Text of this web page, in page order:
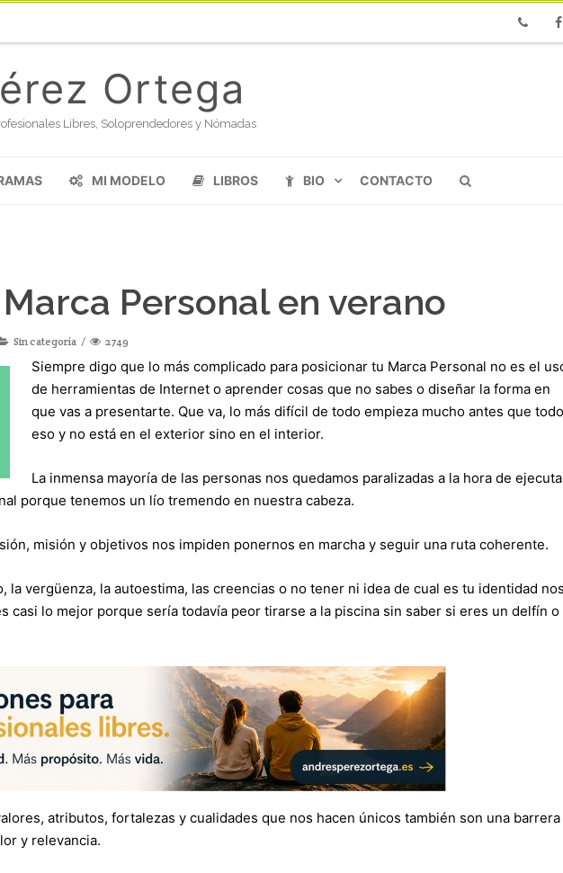
Ortega
Libres, Soloprendedores y Nómadas
MI MODELO LIBROS BIO CONTACTO
Personal en verano
Sin categoría 2749
Siempre digo que lo más complicado para posicionar tu Marca Personal no es el
de herramientas de Internet o aprender cosas que no sabes o diseñar la forma en
que vas a presentarte. Que va, lo más difícil de todo empieza mucho antes que todo
eso y no está en el exterior sino en el interior.
La inmensa mayoría de las personas nos quedamos paralizadas a la hora de
porque tenemos un lío tremendo en nuestra cabeza.
misión y objetivos nos impiden ponernos en marcha y seguir una ruta coherente.
la vergüenza, la autoestima, las creencias o no tener ni idea de cual es tu identidad nos
casi lo mejor porque sería todavía peor tirarse a la piscina sin saber si eres un delfín o
atributos, fortalezas y cualidades que nos hacen únicos también son una barrera
y relevancia.